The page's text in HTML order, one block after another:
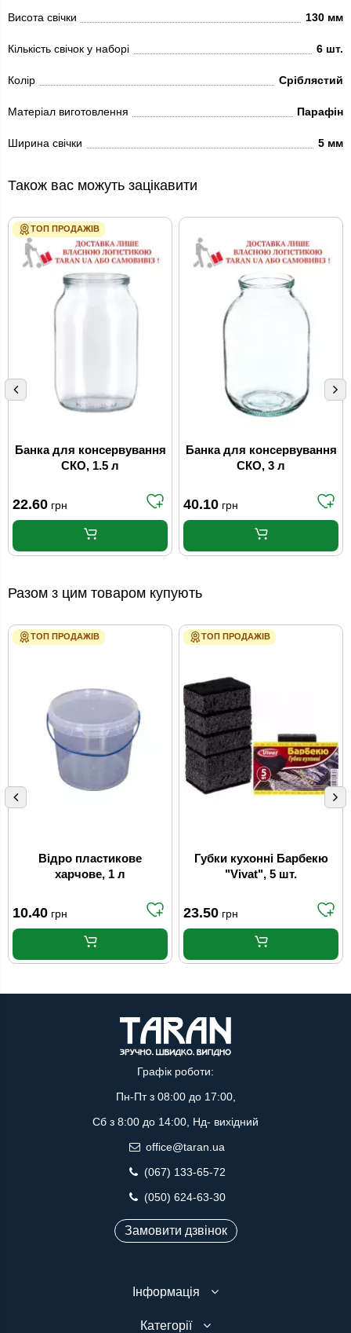
Висота свічки 130 мм
Кількість свічок у наборі 6 шт.
Колір Сріблястий
Матеріал виготовлення Парафін
Ширина свічки 5 мм
Також вас можуть зацікавити
ТОП ПРОДАЖІВ
Банка для консервування
СКО, 1.5 л
22.60 грн
Банка для консервування
СКО, 3 л
40.10 грн
Разом з цим товаром купують
ТОП ПРОДАЖІВ
Відро пластикове
харчове, 1 л
10.40 грн
ТОП ПРОДАЖІВ
Губки кухонні Барбекю
"Vivat", 5 шт.
23.50 грн
Графік роботи:
Пн-Пт з 08:00 до 17:00,
Сб з 8:00 до 14:00, Нд- вихідний
office@taran.ua
(067) 133-65-72
(050) 624-63-30
Замовити дзвінок
Інформація
Категорії